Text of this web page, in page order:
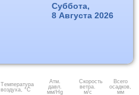
Суббота,
8 Августа 2026
Температура
воздуха, °C
Атм.
давл.
мм/Hg
Скорость
ветра.
м/с
Всего
осадков,
мм